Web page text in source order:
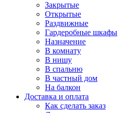
Закрытые
Открытые
Раздвижные
Гардеробные шкафы
Назначение
В комнату
В нишу
В спальню
В частный дом
На балкон
Доставка и оплата
Как сделать заказ